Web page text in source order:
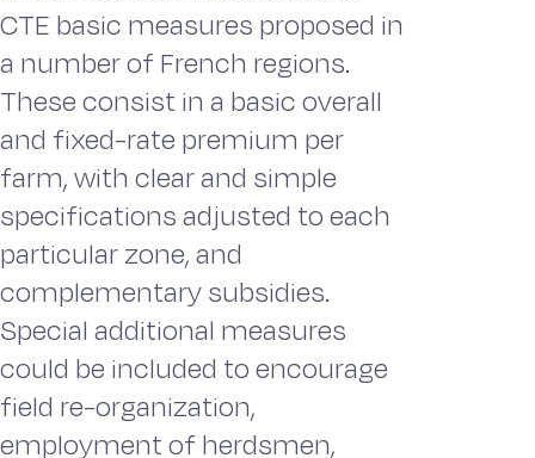
CTE basic measures proposed in
a number of French regions.
These consist in a basic overall
and fixed-rate premium per
farm, with clear and simple
specifications adjusted to each
particular zone, and
complementary subsidies.
Special additional measures
could be included to encourage
field re-organization,
employment of herdsmen,